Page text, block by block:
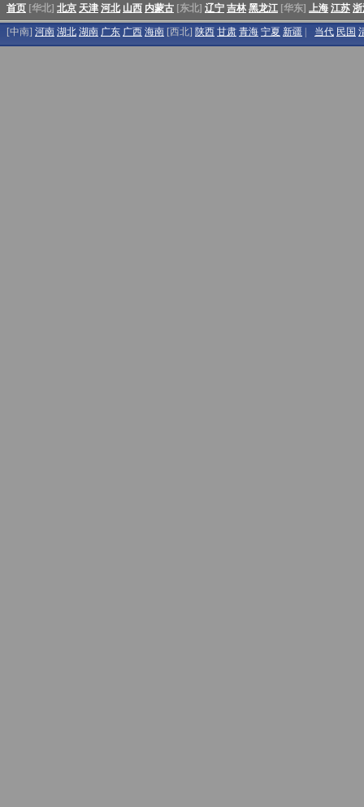
首页 [华北] 北京 天津 河北 山西 内蒙古 [东北] 辽宁 吉林 黑龙江 [华东] 上海 江苏
[中南] 河南 湖北 湖南 广东 广西 海南 [西北] 陕西 甘肃 青海 宁夏 新疆 当代 民国